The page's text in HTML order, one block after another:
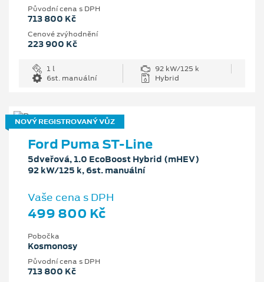
Původní cena s DPH
713 800 Kč
Cenové zvýhodnění
223 900 Kč
1 l
92 kW/125 k
6st. manuální
Hybrid
NOVÝ REGISTROVANÝ VŮZ
Ford Puma ST-Line
5dveřová, 1.0 EcoBoost Hybrid (mHEV)
92 kW/125 k, 6st. manuální
Vaše cena s DPH
499 800 Kč
Pobočka
Kosmonosy
Původní cena s DPH
713 800 Kč